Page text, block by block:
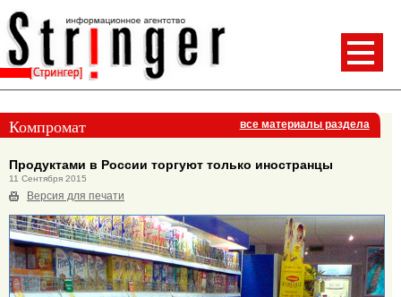
Компромат все материалы раздела
Продуктами в России торгуют только иностранцы
11 Сентября 2015
Версия для печати